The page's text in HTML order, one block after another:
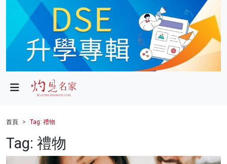
政局
財經
健康
首頁 Tag: 禮物
Tag: 禮物